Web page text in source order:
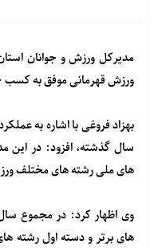
مدیرکل ورزش و جوانان
ورزش قهرمانی موفق به کسب ۷۰ رتبه برتر جهانی و بین المللی شدند.
بهزاد فروغی با اشاره به
های ملی رشته های مختلف
های برتر و دسته اول رشته